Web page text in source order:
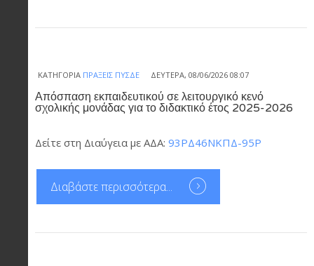
ΚΑΤΗΓΟΡΊΑ ΠΡΆΞΕΙΣ ΠΥΣΔΕ ΔΕΥΤΈΡΑ, 08/06/2026 08:07
Απόσπαση εκπαιδευτικού σε λειτουργικό κενό
σχολικής μονάδας για το διδακτικό έτος 2025-2026
Δείτε στη Διαύγεια με ΑΔΑ: 93ΡΔ46ΝΚΠΔ-95Ρ
Διαβάστε περισσότερα...